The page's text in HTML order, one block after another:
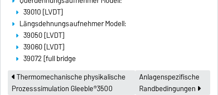
39010 [LVDT]
Längsdehnungsaufnehmer Modell:
39050 [LVDT]
39060 [LVDT]
39072 [full bridge
Thermomechanische physikalische
Prozesssimulation Gleeble®3500
Anlagenspezifische
Randbedingungen